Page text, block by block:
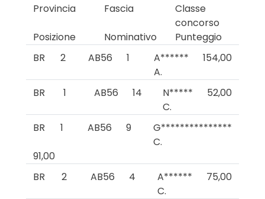
Provincia
Fascia
Classe
concorso
Posizione
Nominativo
Punteggio
BR
2 AB56 1
A******
A.
154,00
BR 1 AB56 14
N*****
C.
52,00
BR 1 AB56 9
G***************
C.
91,00
BR
2 AB56 4
A******
C.
75,00